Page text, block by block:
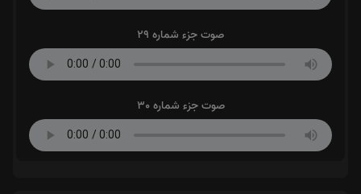
صوت جزء شماره 29
صوت جزء شماره 30